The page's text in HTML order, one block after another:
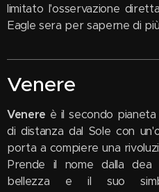
limitato l'osservazione
Eagle sera per saperne di
Venere
Venere è il secondo
di distanza dal Sole con
porta a compiere una
Prende il nome dalla dea
bellezza e il suo